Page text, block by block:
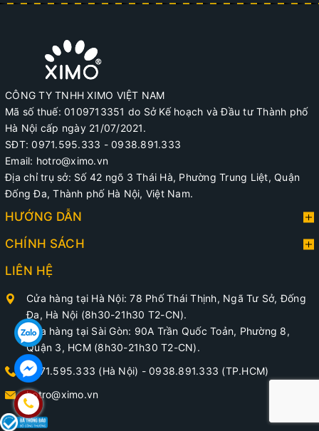
CÔNG TY TNHH XIMO VIỆT NAM
Mã số thuế: 0109713351 do Sở Kế hoạch và Đầu tư Thành phố
Hà Nội cấp ngày 21/07/2021.
SĐT: 0971.595.333 - 0938.891.333
Email: hotro@ximo.vn
Địa chỉ trụ sở: Số 42 ngõ 3 Thái Hà, Phường Trung Liệt, Quận
Đống Đa, Thành phố Hà Nội, Việt Nam.
HƯỚNG DẪN
CHÍNH SÁCH
LIÊN HỆ
Cửa hàng tại Hà Nội: 78 Phố Thái Thịnh, Ngã Tư Sở, Đống
Đa, Hà Nội (8h30-21h30 T2-CN).
Cửa hàng tại Sài Gòn: 90A Trần Quốc Toản, Phường 8,
Quận 3, HCM (8h30-21h30 T2-CN).
0971.595.333 (Hà Nội) - 0938.891.333 (TP.HCM)
hotro@ximo.vn